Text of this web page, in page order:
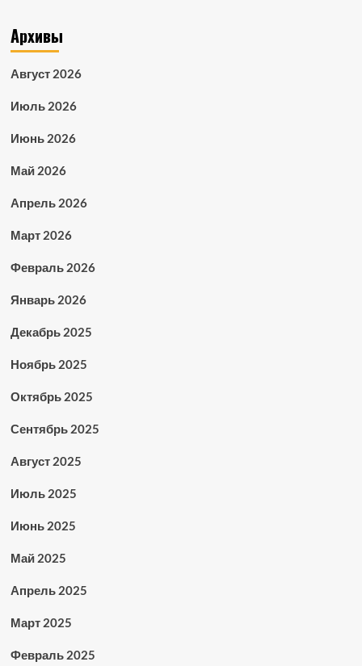
Архивы
Август 2026
Июль 2026
Июнь 2026
Май 2026
Апрель 2026
Март 2026
Февраль 2026
Январь 2026
Декабрь 2025
Ноябрь 2025
Октябрь 2025
Сентябрь 2025
Август 2025
Июль 2025
Июнь 2025
Май 2025
Апрель 2025
Март 2025
Февраль 2025